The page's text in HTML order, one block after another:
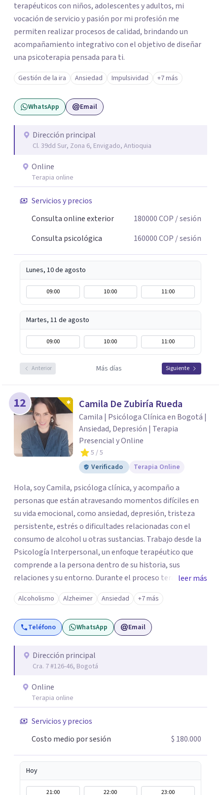
terapéuticos con niños, adolescentes y adultos, mi
vocación de servicio y pasión por mi profesión me
permiten realizar procesos de calidad, brindando un
acompañamiento integrativo con el objetivo de diseñar
una psicoterapia pensada para ti.
Gestión de la ira Ansiedad Impulsividad +7 más
WhatsApp Email
Dirección principal
Cl. 39dd Sur, Zona 6, Envigado, Antioquia
Online
Terapia online
Servicios y precios
Consulta online exterior
180000COP / sesión
Consulta psicológica
160000COP / sesión
Lunes, 10 de agosto
09:00 10:00 11:00
Martes, 11 de agosto
09:00 10:00 11:00
Anterior Más días Siguiente
12 Camila De Zubiría Rueda
Camila | Psicóloga Clínica en Bogotá |
Ansiedad, Depresión | Terapia
Presencial y Online
5 / 5
Verificado
Terapia Online
Hola, soy Camila, psicóloga clínica, y acompaño a
personas que están atravesando momentos difíciles en
su vida emocional, como ansiedad, depresión, tristeza
persistente, estrés o dificultades relacionadas con el
consumo de alcohol u otras sustancias. Trabajo desde la
Psicología Interpersonal, un enfoque terapéutico que
comprende a la persona dentro de su historia, sus
relaciones y su entorno. Durante el proceso terapéutico
exploramos cómo tus experiencias pasadas, tus vínculos
y tu contexto actual influyen en tu bienestar emocional,
con el objetivo de generar cambios significativos y
duraderos en tu vida. Mi propósito como psicóloga es
puedas sentirte escuchado(a). En terapia trabajaremos
juntos para identificar tus recursos personales, fortalecer
maneras de afrontar aquello que hoy te genera malestar.
Atiendo presencial en Bogotá y también terapia online,
adaptándome a tus necesidades. Si sientes que es
comprender mejor lo que estás viviendo, estaré
encantada de acompañarte en este camino hacia tu
bienestar emocional.
leer más
Alcoholismo Alzheimer Ansiedad +7 más
Teléfono WhatsApp Email
Dirección principal
Cra. 7 #126-46, Bogotá
Online
Terapia online
Servicios y precios
Costo medio por sesión
$ 180.000
Hoy
21:00 22:00 23:00